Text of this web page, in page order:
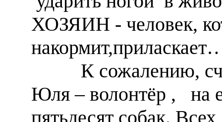
ХОЗЯИН - человек,
К сожалению,
Юля – волонтёр , на
пятьдесят собак.